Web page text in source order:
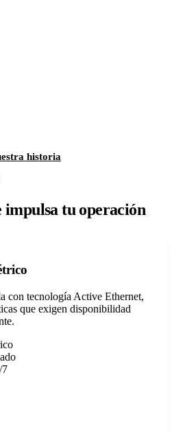
historia
impulsatu operación
con tecnología Active Ethernet,
que exigen disponibilidad
7